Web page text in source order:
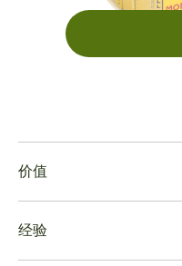
每支 3 ¼ 英寸 x 20 的小
區的古巴著名的 Vuelta
煙，餘韻活潑。
价值
一盒 100 支蒙特克里斯
彩的雪茄體驗之一的絕
经验